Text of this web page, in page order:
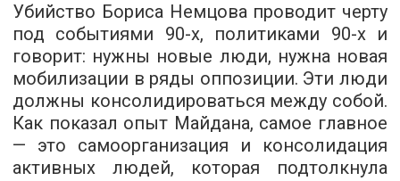
Убийство Бориса Немцова проводит черту
под событиями 90-х, политиками 90-х и
говорит: нужны новые люди, нужна новая
мобилизации в ряды оппозиции. Эти люди
должны консолидироваться между собой.
Как показал опыт Майдана, самое главное
— это самоорганизация и консолидация
активных людей, которая подтолкнула